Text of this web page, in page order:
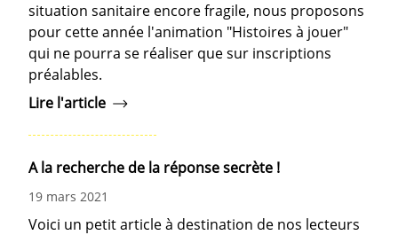
situation sanitaire encore fragile, nous proposons
pour cette année l'animation "Histoires à jouer"
qui ne pourra se réaliser que sur inscriptions
préalables.
Lire l'article
A la recherche de la réponse secrète !
19 mars 2021
Voici un petit article à destination de nos lecteurs